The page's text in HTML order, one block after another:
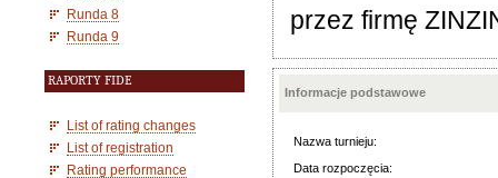
Runda 8
Runda 9
RAPORTY FIDE
List of rating changes
List of registration
Rating performance
przez firmę
Informacje podstawowe
Nazwa turnieju:
Data rozpoczęcia: